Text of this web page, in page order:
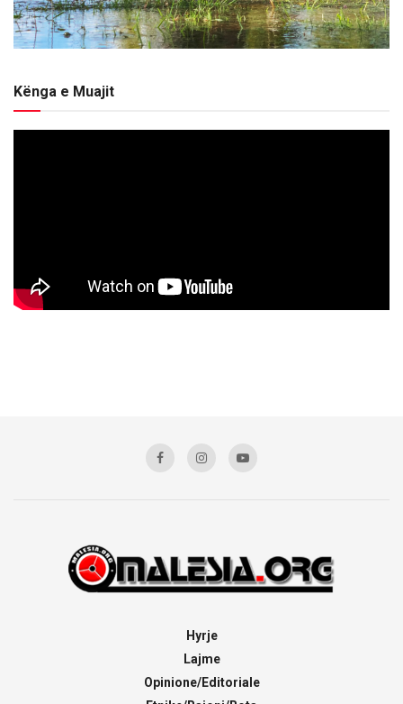
Kënga e Muajit
Hyrje
Lajme
Opinione/Editoriale